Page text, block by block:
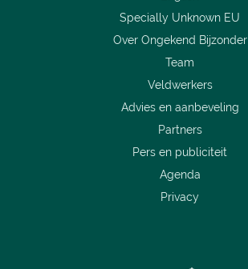
Specially Unknown EU
Over Ongekend Bijzonder
Team
Veldwerkers
Advies en aanbeveling
Partners
Pers en publiciteit
Agenda
Privacy